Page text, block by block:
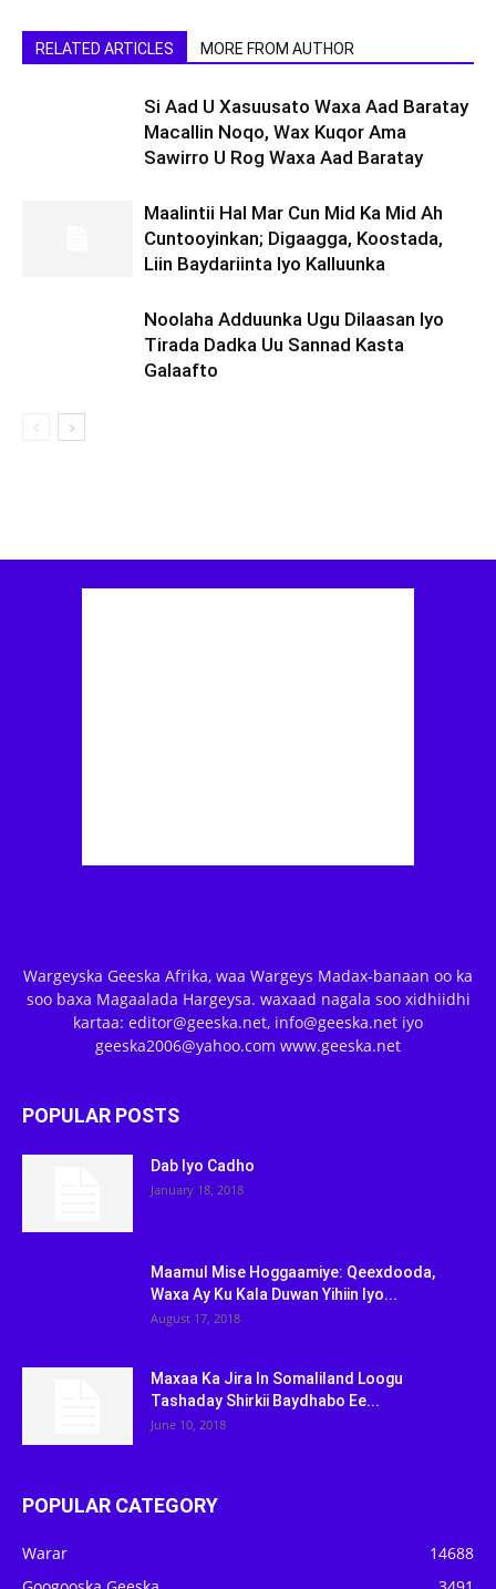
RELATED ARTICLES MORE FROM AUTHOR
Si Aad U Xasuusato Waxa Aad Baratay
Macallin Noqo, Wax Kuqor Ama
Sawirro U Rog Waxa Aad Baratay
Maalintii Hal Mar Cun Mid Ka Mid Ah
Cuntooyinkan; Digaagga, Koostada,
Liin Baydariinta Iyo Kalluunka
Noolaha Adduunka Ugu Dilaasan Iyo
Tirada Dadka Uu Sannad Kasta
Galaafto
Wargeyska Geeska Afrika, waa Wargeys Madax-banaan oo ka
soo baxa Magaalada Hargeysa. waxaad nagala soo xidhiidhi
kartaa: editor@geeska.net, info@geeska.net iyo
geeska2006@yahoo.com www.geeska.net
POPULAR POSTS
Dab Iyo Cadho
January 18, 2018
Maamul Mise Hoggaamiye: Qeexdooda,
Waxa Ay Ku Kala Duwan Yihiin Iyo...
August 17, 2018
Maxaa Ka Jira In Somaliland Loogu
Tashaday Shirkii Baydhabo Ee...
June 10, 2018
POPULAR CATEGORY
Warar
14688